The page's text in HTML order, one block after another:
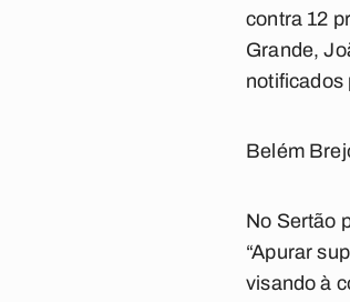
contra 12
Grande,
notificados
Belém
No Sertão
“Apurar
visando à